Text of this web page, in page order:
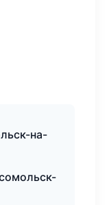
на-